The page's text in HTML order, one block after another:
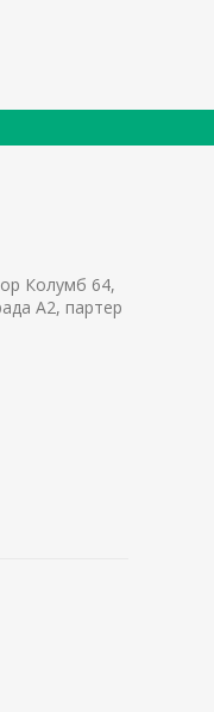
Колумб 64,
А2, партер